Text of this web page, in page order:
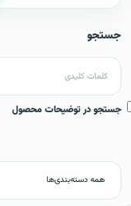
جستجو
جستجو در توضیحات محصول